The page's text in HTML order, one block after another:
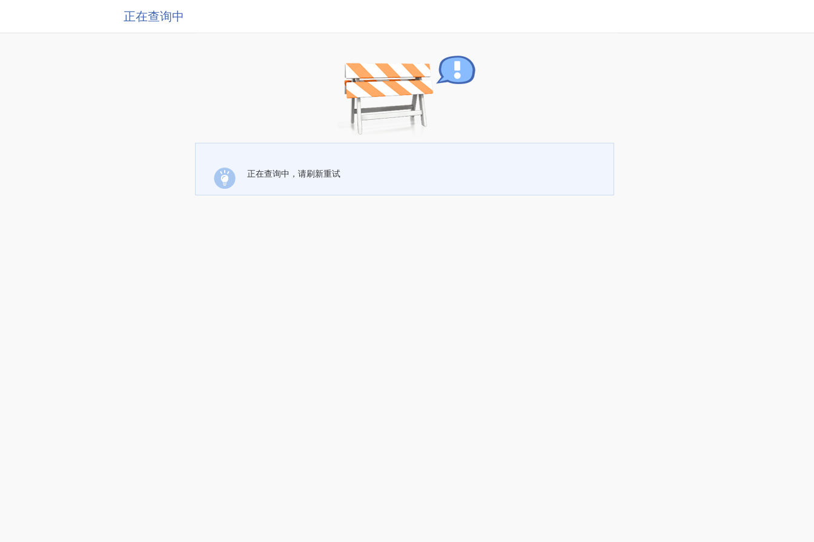
正在查询中
正在查询中，请刷新重试